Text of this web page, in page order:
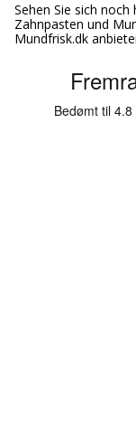
Sehen Sie sich
Zahnpasten und
Mundfrisk.dk